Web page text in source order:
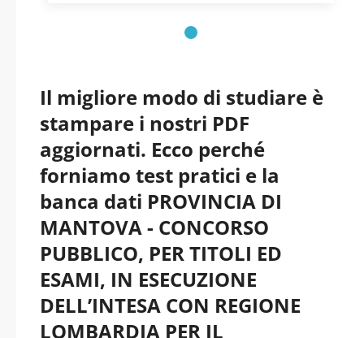
ISTRUTTORE
LAVORO - AREA
DEGLI ISTRUTTORI -
Mantova - Provincia
di Mantova pdf
versione 2026
aggiornati
Il migliore modo di studiare è
stampare i nostri PDF
aggiornati. Ecco perché
forniamo test pratici e la
banca dati PROVINCIA DI
MANTOVA - CONCORSO
PUBBLICO, PER TITOLI ED
ESAMI, IN ESECUZIONE
DELL’INTESA CON REGIONE
LOMBARDIA PER IL